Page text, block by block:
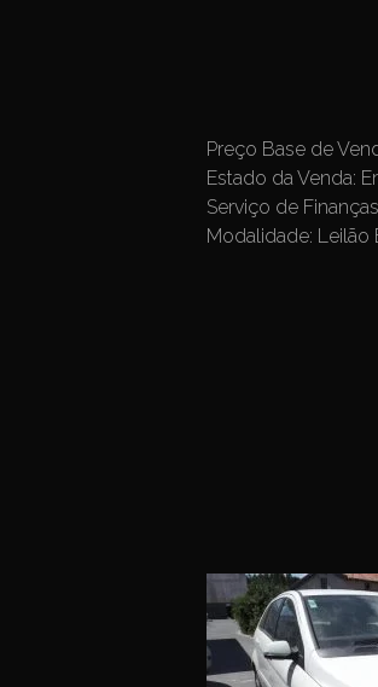
Preço Base de
Estado da Venda:
Serviço de
Modalidade: Leilão